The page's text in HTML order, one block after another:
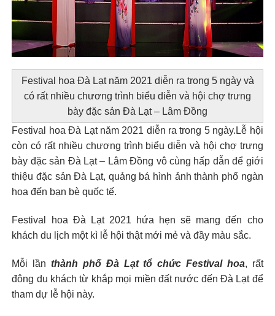
Festival hoa Đà Lạt năm 2021 diễn ra trong 5 ngày và
có rất nhiều chương trình biểu diễn và hội chợ trưng
bày đặc sản Đà Lạt – Lâm Đồng
Festival hoa Đà Lạt năm 2021 diễn ra trong 5 ngày. Lễ hội
còn có rất nhiều chương trình biểu diễn và hội chợ trưng
bày đặc sản Đà Lạt – Lâm Đồng vô cùng hấp dẫn để giới
thiệu đặc sản Đà Lạt, quảng bá hình ảnh thành phố ngàn
hoa đến bạn bè quốc tế.
Festival hoa Đà Lạt 2021 hứa hẹn sẽ mang đến cho
khách du lịch một kì lễ hội thật mới mẻ và đầy màu sắc.
Mỗi lầnthành phố Đà Lạt tổ chức Festival hoa, rất
đông du khách từ khắp mọi miền đất nước đến Đà Lạt để
tham dự lễ hội này.